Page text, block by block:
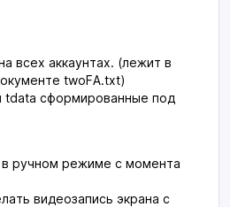
всех аккаунтах. (лежит в
twoFA.txt)
сформированные под
в ручном режиме с момента
видеозапись экрана с